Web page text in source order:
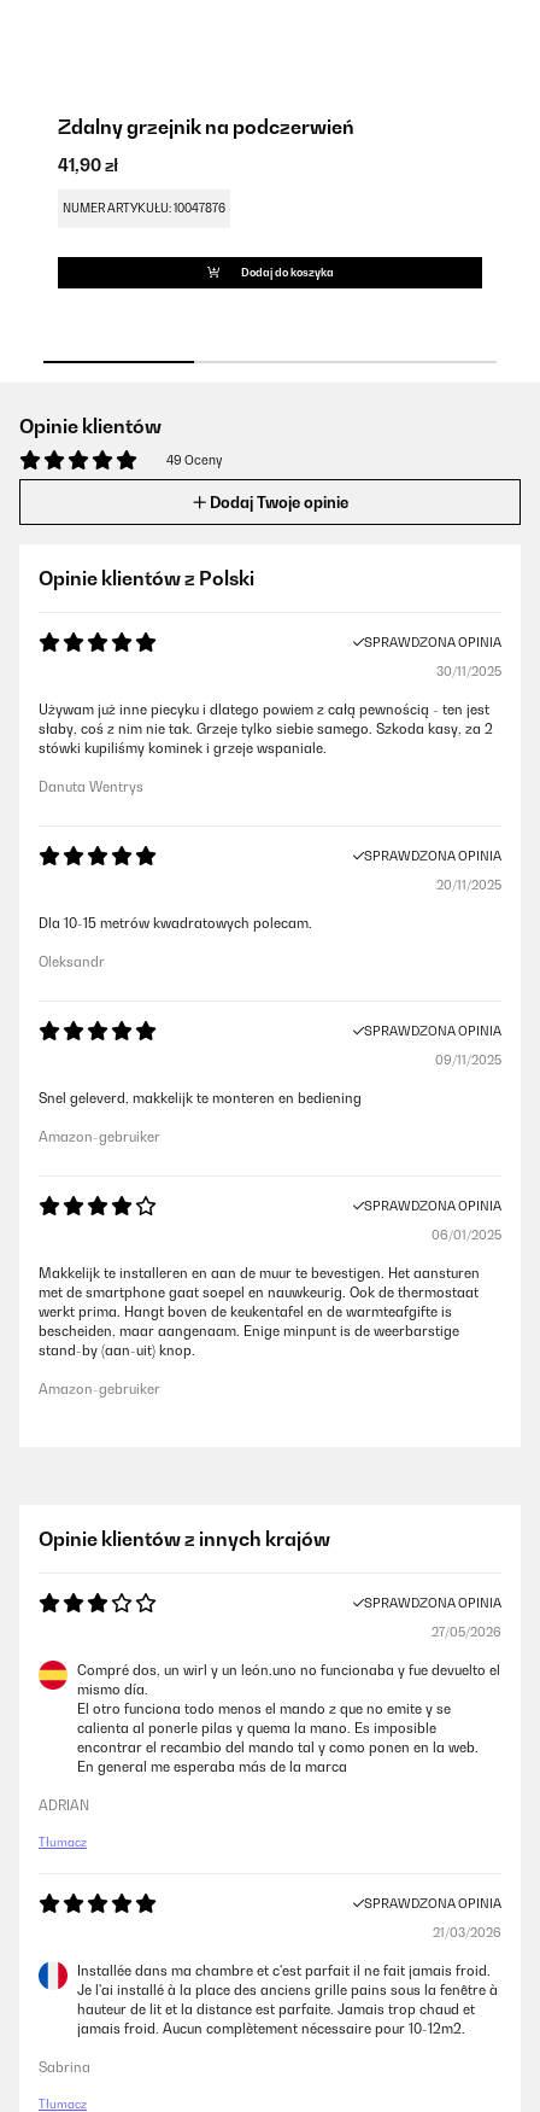
Zdalny grzejnik na podczerwień
41,90 zł
NUMER ARTYKUŁU: 10047876
Dodaj do koszyka
Opinie klientów
49 Oceny
Dodaj Twoje opinie
Opinie klientów z Polski
SPRAWDZONA OPINIA
30/11/2025
Używam już inne piecyku i dlatego powiem z całą pewnością - ten jest
słaby, coś z nim nie tak. Grzeje tylko siebie samego. Szkoda kasy, za 2
stówki kupiliśmy kominek i grzeje wspaniale.
Danuta Wentrys
SPRAWDZONA OPINIA
20/11/2025
Dla 10-15 metrów kwadratowych polecam.
Oleksandr
SPRAWDZONA OPINIA
09/11/2025
Snel geleverd, makkelijk te monteren en bediening
Amazon-gebruiker
SPRAWDZONA OPINIA
06/01/2025
Makkelijk te installeren en aan de muur te bevestigen. Het aansturen
met de smartphone gaat soepel en nauwkeurig. Ook de thermostaat
werkt prima. Hangt boven de keukentafel en de warmteafgifte is
bescheiden, maar aangenaam. Enige minpunt is de weerbarstige
stand-by (aan-uit) knop.
Amazon-gebruiker
Opinie klientów z innych krajów
SPRAWDZONA OPINIA
27/05/2026
Compré dos, un wirl y un león,uno no funcionaba y fue devuelto el
mismo día.
El otro funciona todo menos el mando z que no emite y se
calienta al ponerle pilas y quema la mano. Es imposible
encontrar el recambio del mando tal y como ponen en la web.
En general me esperaba más de la marca
ADRIAN
Tłumacz
SPRAWDZONA OPINIA
21/03/2026
Installée dans ma chambre et c'est parfait il ne fait jamais froid.
Je l'ai installé à la place des anciens grille pains sous la fenêtre à
hauteur de lit et la distance est parfaite. Jamais trop chaud et
jamais froid. Aucun complètement nécessaire pour 10-12m2.
Sabrina
Tłumacz